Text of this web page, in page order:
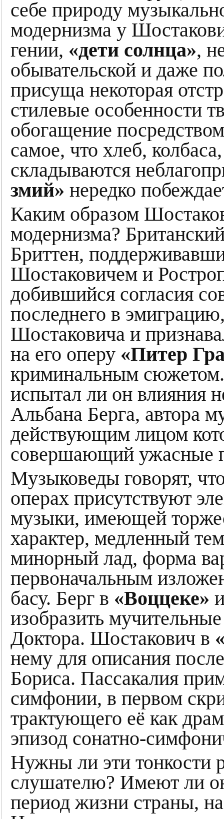
себе природу
модернизма у
гении, «дети солнца»,
обывательской и даже
присуща некоторая
стилевые особенности
обогащение
самое, что хлеб,
складываются
змий» нередко
Каким образом
модернизма?
Бриттен,
Шостаковичем и
добившийся согласия
последнего в
Шостаковича и
на его оперу «Питер
криминальным
испытал ли он влияния
Альбана Берга, автора
действующим лицом
совершающий ужасные
Музыковеды говорят,
операх присутствуют
музыки, имеющей
характер, медленный
минорный лад, форма
первоначальным
басу. Берг в «Воццеке»
изобразить
Доктора. Шостакович в
нему для описания
Бориса. Пассакалия
симфонии, в первом
трактующего её как
эпизод сонатно-
Нужны ли эти тонкости
слушателю? Имеют ли
период жизни страны,